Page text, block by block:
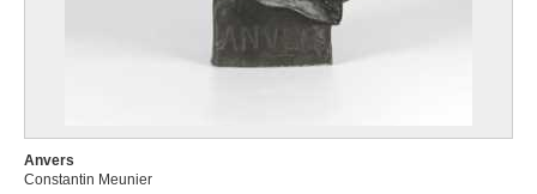
Anvers
Constantin Meunier